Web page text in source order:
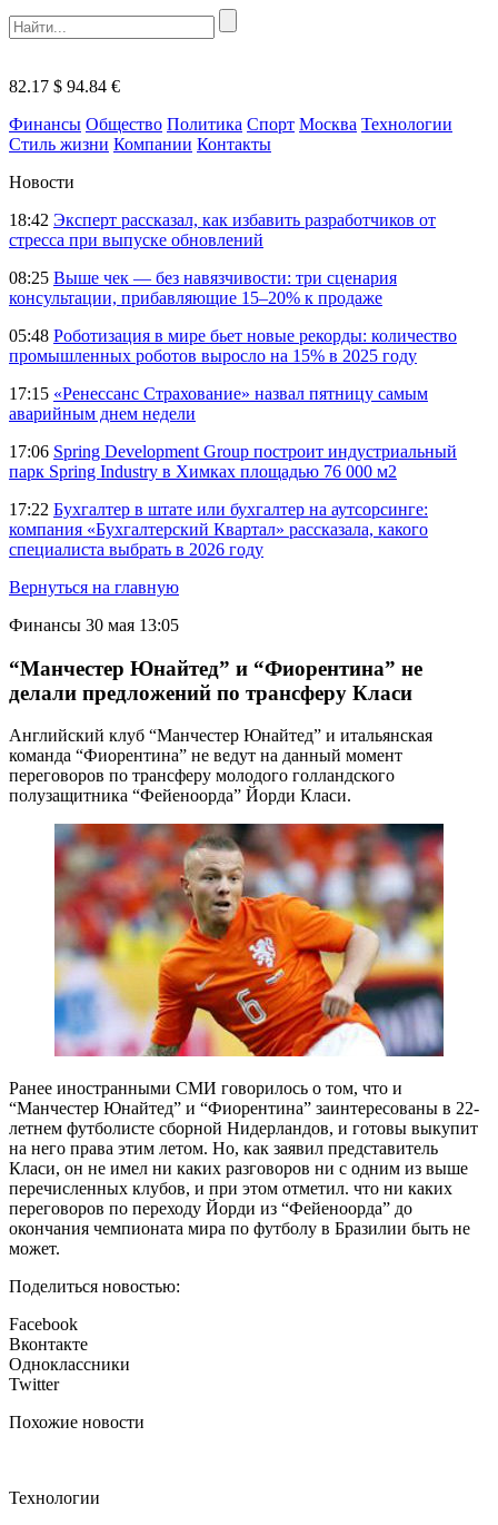
82.17 $ 94.84 €
Финансы Общество Политика Спорт Москва Технологии
Стиль жизни Компании Контакты
Новости
18:42 Эксперт рассказал, как избавить разработчиков от
стресса при выпуске обновлений
08:25 Выше чек — без навязчивости: три сценария
консультации, прибавляющие 15–20% к продаже
05:48 Роботизация в мире бьет новые рекорды: количество
промышленных роботов выросло на 15% в 2025 году
17:15 «Ренессанс Страхование» назвал пятницу самым
аварийным днем недели
17:06 Spring Development Group построит индустриальный
парк Spring Industry в Химках площадью 76 000 м2
17:22 Бухгалтер в штате или бухгалтер на аутсорсинге:
компания «Бухгалтерский Квартал» рассказала, какого
специалиста выбрать в 2026 году
Вернуться на главную
Финансы 30 мая 13:05
“Манчестер Юнайтед” и “Фиорентина” не
делали предложений по трансферу Класи
Английский клуб “Манчестер Юнайтед” и итальянская
команда “Фиорентина” не ведут на данный момент
переговоров по трансферу молодого голландского
полузащитника “Фейеноорда” Йорди Класи.
Ранее иностранными СМИ говорилось о том, что и
“Манчестер Юнайтед” и “Фиорентина” заинтересованы в 22-
летнем футболисте сборной Нидерландов, и готовы выкупит
на него права этим летом. Но, как заявил представитель
Класи, он не имел ни каких разговоров ни с одним из выше
перечисленных клубов, и при этом отметил. что ни каких
переговоров по переходу Йорди из “Фейеноорда” до
окончания чемпионата мира по футболу в Бразилии быть не
может.
Поделиться новостью:
Facebook
Вконтакте
Одноклассники
Twitter
Похожие новости
Технологии